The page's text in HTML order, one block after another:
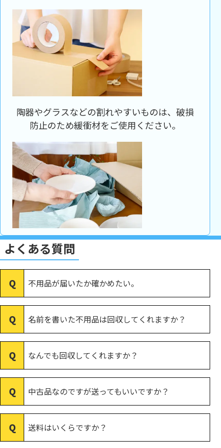
陶器やグラスなどの割れやすいものは、破損
防止のため緩衝材をご使用ください。
よくある質問
不用品が届いたか確かめたい。
名前を書いた不用品は回収してくれますか？
なんでも回収してくれますか？
中古品なのですが送ってもいいですか？
送料はいくらですか？